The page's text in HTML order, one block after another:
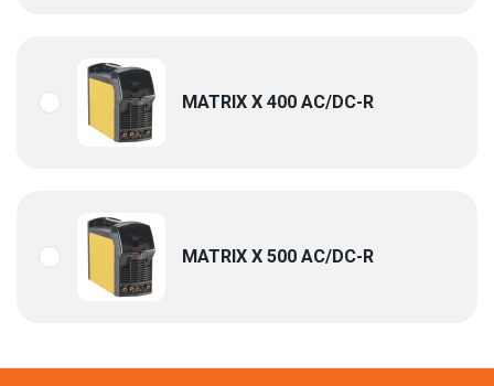
MATRIX X 400 AC/DC-R
MATRIX X 500 AC/DC-R